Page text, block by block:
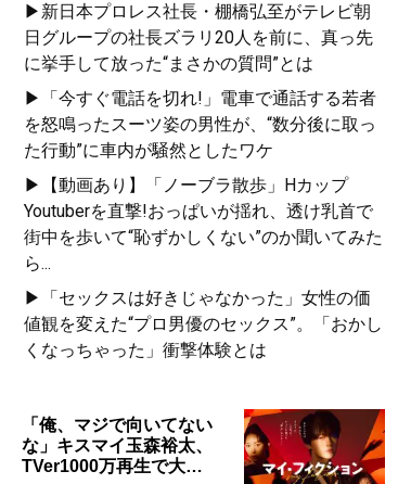
▶新日本プロレス社長・棚橋弘至がテレビ朝
日グループの社長ズラリ20人を前に、真っ先
に挙手して放った“まさかの質問”とは
▶「今すぐ電話を切れ!」電車で通話する若者
を怒鳴ったスーツ姿の男性が、“数分後に取っ
た行動”に車内が騒然としたワケ
▶【動画あり】「ノーブラ散歩」Hカップ
Youtuberを直撃!おっぱいが揺れ、透け乳首で
街中を歩いて“恥ずかしくない”のか聞いてみた
ら...
▶「セックスは好きじゃなかった」女性の価
値観を変えた“プロ男優のセックス”。「おかし
くなっちゃった」衝撃体験とは
「俺、マジで向いてない
な」キスマイ玉森裕太、
TVer1000万再生で大…